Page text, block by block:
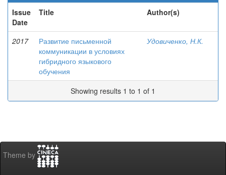
Issue
Date
Title Author(s)
2017
Развитие письменной
коммуникации в условиях
гибридного языкового
обучения
Удовиченко, Н.К.
Showing results 1 to 1 of 1
Theme by